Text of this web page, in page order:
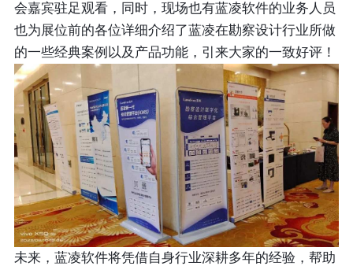
会嘉宾驻足观看，同时，现场也有蓝凌软件的业务人员
也为展位前的各位详细介绍了蓝凌在勘察设计行业所做
的一些经典案例以及产品功能，引来大家的一致好评！
未来，蓝凌软件将凭借自身行业深耕多年的经验，帮助